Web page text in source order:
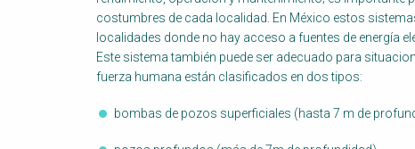
costumbres de cada localidad. En México estos
localidades donde no hay acceso a fuentes de energía
Este sistema también puede ser adecuado para
fuerza humana están clasificados en dos tipos:
bombas de pozos superficiales (hasta 7 m de